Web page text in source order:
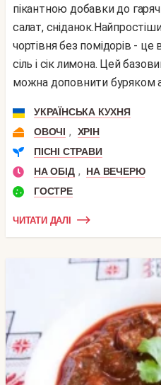
пікантною добавки до
салат,
чортівня без помідорів -
сіль і сік лимона. Цей
можна доповнити буряком
УКРАЇНСЬКА КУХНЯ
ОВОЧІ ,
ХРІН
ПІСНІ СТРАВИ
НА ОБІД ,
НА ВЕЧЕРЮ
ГОСТРЕ
ЧИТАТИ ДАЛІ